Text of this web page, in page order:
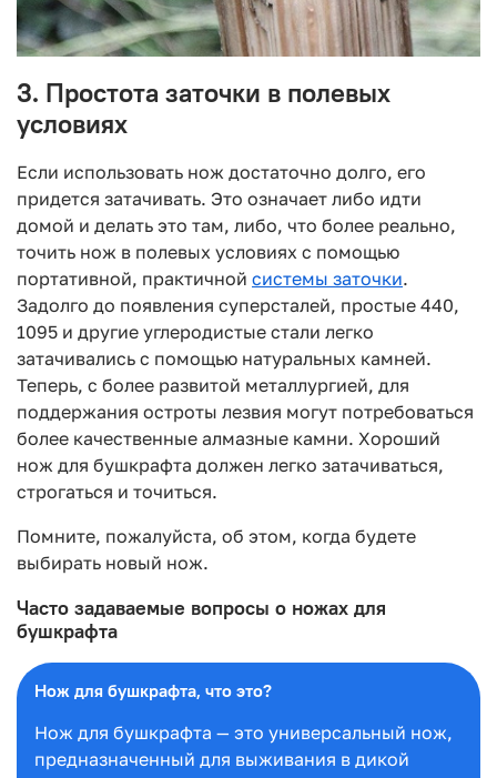
3. Простота заточки в полевых
условиях
Если использовать нож достаточно долго, его
придется затачивать. Это означает либо идти
домой и делать это там, либо, что более реально,
точить нож в полевых условиях с помощью
портативной, практичной системы заточки.
Задолго до появления суперсталей, простые 440,
1095 и другие углеродистые стали легко
затачивались с помощью натуральных камней.
Теперь, с более развитой металлургией, для
поддержания остроты лезвия могут потребоваться
более качественные алмазные камни. Хороший
нож для бушкрафта должен легко затачиваться,
строгаться и точиться.
Помните, пожалуйста, об этом, когда будете
выбирать новый нож.
Часто задаваемые вопросы о ножах для
бушкрафта
Нож для бушкрафта, что это?
Нож для бушкрафта — это универсальный нож,
предназначенный для выживания в дикой